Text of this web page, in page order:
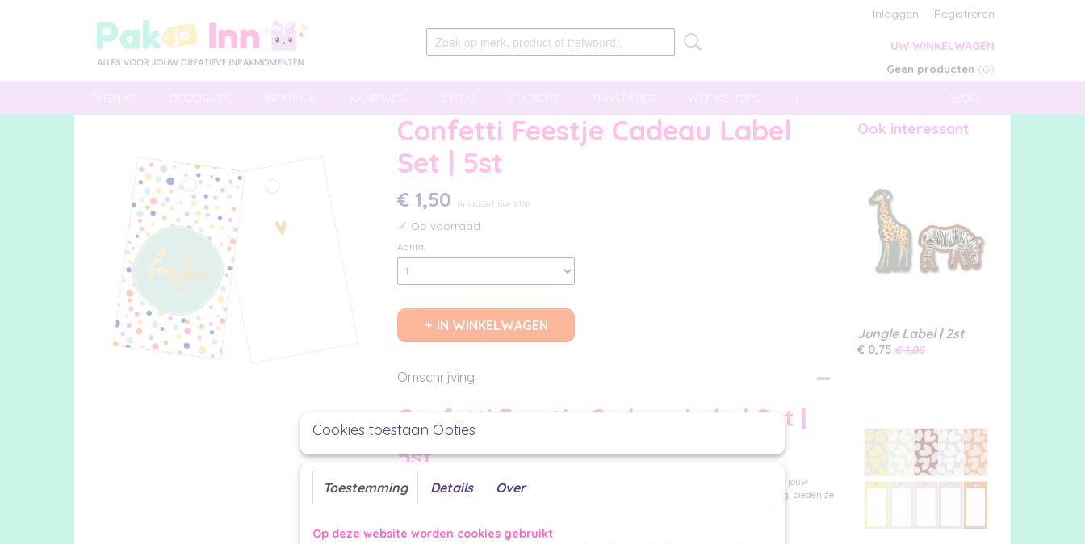
Inloggen Registreren
UW WINKELWAGEN
Geen producten (0)
BLOG
THEMA'S DECORATIE INPAKKEN KAARTJES LINTEN STICKERS TRAKTATIES WORKSHOPS +
Confetti Feestje Cadeau Label
Set | 5st
€ 1,50 (inclusief btw 21%)
✓ Op voorraad
Aantal
IN WINKELWAGEN
Omschrijving
Confetti Feestje Cadeau Label Set |
5st
Verras met een persoonlijke twist! Deze confetti labels met feestje! in flinsterend goud zijn jouw
canvas voor creativiteit. Met een afmetingen van 40 x 70 mm en dubbelzijdige bedrukking, bieden ze
eindeloze mogelijkheden voor jouw eigen boodschappen, namen of wensen.
Stijlvolle Kenmerken:
Ook interessant
Jungle Label | 2st
€ 0,75 € 1,00
Cookies toestaan Opties
Toestemming Details Over
Op deze website worden cookies gebruikt